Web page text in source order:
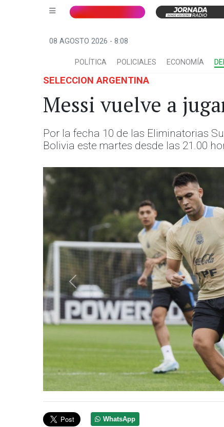
08 AGOSTO 2026 - 8:08
POLÍTICA POLICIALES ECONOMÍA
SELECCION ARGENTINA
Messi vuelve a
Por la fecha 10 de las Eliminatorias
Bolivia este martes desde las 21.00
Anterior
WhatsApp